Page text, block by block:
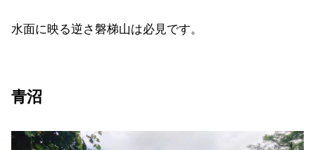
水面に映る逆さ磐梯山は必見です。
青沼